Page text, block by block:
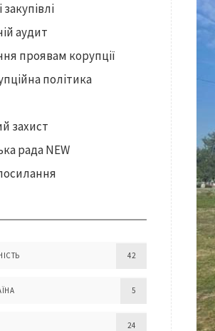
аудит
проявам корупції
політика
захист
рада NEW
42
5
24